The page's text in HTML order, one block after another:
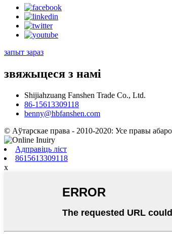
запыт зараз
звяжыцеся з намі
Shijiahzuang Fanshen Trade Co., Ltd.
86-15613309118
benny@hbfanshen.com
© Аўтарскае права - 2010-2020: Усе правы
Адправіць ліст
8615613309118
x